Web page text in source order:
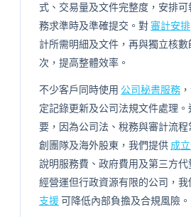
式、交易量及文件完整度，安排可
務求準時及準確提交。對審計安排
計所需明細及文件，再與獨立核
次，提高整體效率。
不少客戶同時使用 公司秘書服務
定記錄更新及公司法規文件處理
要，因為公司法、稅務與審計流
創團隊及海外股東，我們提供 成
說明服務費、政府費用及第三方
經營運但行政資源有限的公司，我
支援可降低內部負擔及合規風險。